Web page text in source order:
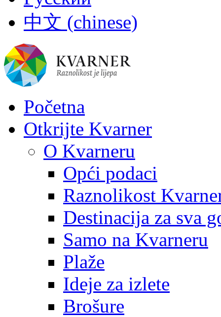
中文 (chinese)
Početna
Otkrijte Kvarner
O Kvarneru
Opći podaci
Raznolikost
Destinacija za sva
Samo na Kvarneru
Plaže
Ideje za izlete
Brošure